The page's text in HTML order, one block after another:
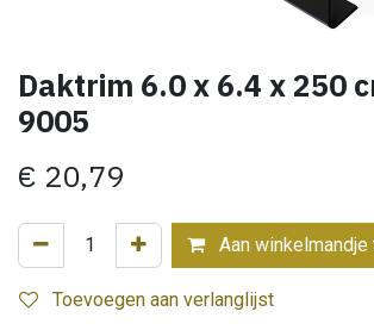
Daktrim 6.0 x 6.4 x 250
9005
€ 20,79
Aan
Toevoegen aan verlanglijst